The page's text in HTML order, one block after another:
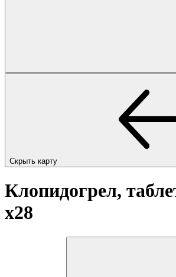
Скрыть карту
Клопидогрел,
x28